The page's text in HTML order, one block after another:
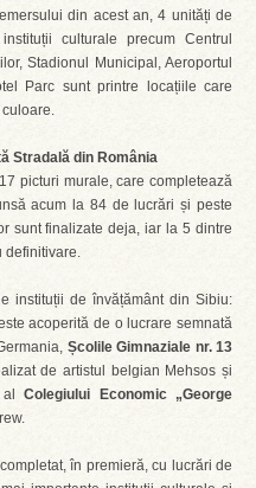
din acest an, 4 unități de
culturale precum Centrul
Stadionul Municipal, Aeroportul
Parc sunt printre locațiile care
Stradală din România
picturi murale, care completează
acum la 84 de lucrări și peste
sunt finalizate deja, iar la 5 dintre
definitivare.
instituții de învățământ din Sibiu:
acoperită de o lucrare semnată
Școlile Gimnaziale nr. 13
de artistul belgian Mehsos și
alColegiului Economic „George
în premieră, cu lucrări de